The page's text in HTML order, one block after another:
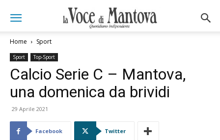
Home Sport
Sport Top-Sport
Calcio Serie C – Mantova,
una domenica da brividi
29 Aprile 2021
Facebook Twitter